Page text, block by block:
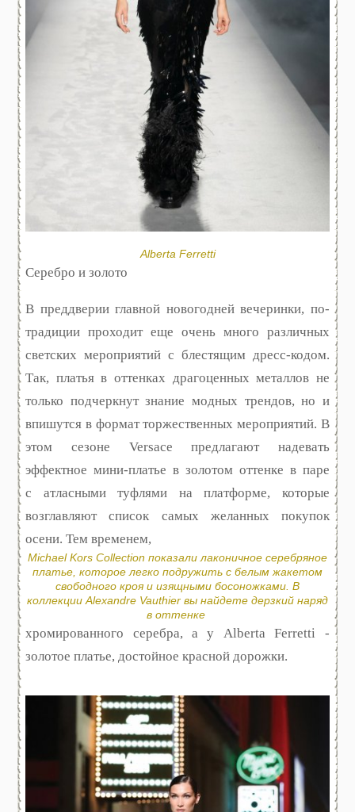
Alberta Ferretti
Серебро и золото
В преддверии главной новогодней вечеринки, по-
традиции проходит еще очень много различных
светских мероприятий с блестящим дресс-кодом.
Так, платья в оттенках драгоценных металлов не
только подчеркнут знание модных трендов, но и
впишутся в формат торжественных мероприятий. В
этом сезоне Versace предлагают надевать
эффектное мини-платье в золотом оттенке в паре
с атласными туфлями на платформе, которые
возглавляют список самых желанных покупок
осени. Тем временем,
Michael Kors Collection показали лаконичное серебряное
платье, которое легко подружить с белым жакетом
свободного кроя и изящными босоножками. В
коллекции Alexandre Vauthier вы найдете дерзкий наряд
в оттенке
хромированного серебра, а у Alberta Ferretti -
золотое платье, достойное красной дорожки.